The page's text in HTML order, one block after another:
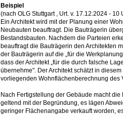
Beispiel
(nach OLG Stuttgart , Urt. v. 17.12.2024 - 10
Ein Architekt wird mit der Planung einer
Neubauten beauftragt. Die Bauträgerin
Bestandsbauten. Nachdem die Parteien
beauftragt die Bauträgerin den Architekten
der Bauträgerin auf die „für die
dass der Architekt „für die durch falsche
übernehme". Der Architekt schätzt in
vorliegenden Wohnflächenberechnung des
Nach Fertigstellung der Gebäude macht
geltend mit der Begründung, es lägen
geringer Flächenangabe verkauft worden,